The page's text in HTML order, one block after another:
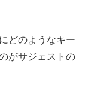
どのようなキー
がサジェストの